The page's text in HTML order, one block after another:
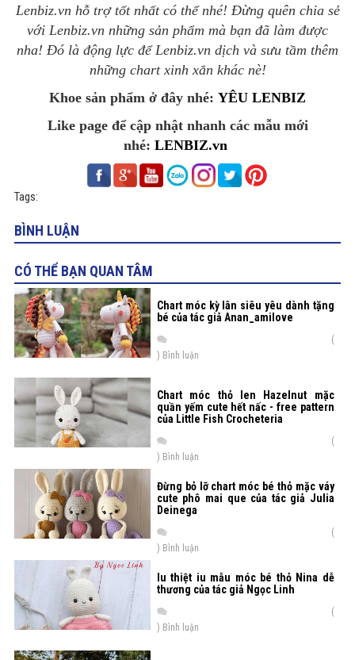
Lenbiz.vn hỗ trợ tốt nhất có thể nhé! Đừng quên chia sẻ
với Lenbiz.vn những sản phẩm mà bạn đã làm được
nha! Đó là động lực để Lenbiz.vn dịch và sưu tầm thêm
những chart xinh xắn khác nè!
Khoe sản phẩm ở đây nhé: YÊU LENBIZ
Like page để cập nhật nhanh các mẫu mới
nhé: LENBIZ.vn
Tags:
BÌNH LUẬN
CÓ THỂ BẠN QUAN TÂM
Chart móc kỳ lân siêu yêu dành tặng
bé của tác giả Anan_amilove
(
) Bình luận
Chart móc thỏ len Hazelnut mặc
quần yếm cute hết nấc - free pattern
của Little Fish Crocheteria
(
) Bình luận
Đừng bỏ lỡ chart móc bé thỏ mặc váy
cute phô mai que của tác giả Julia
Deinega
(
) Bình luận
Iu thiệt iu mẫu móc bé thỏ Nina dễ
thương của tác giả Ngọc Linh
(
) Bình luận